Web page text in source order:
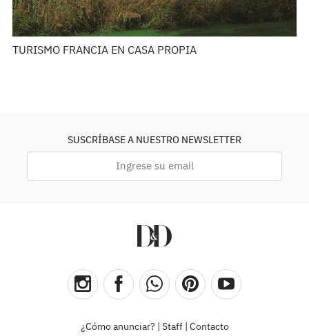
TURISMO FRANCIA EN CASA PROPIA
SUSCRÍBASE A NUESTRO NEWSLETTER
¿Cómo anunciar? Staff| Contacto